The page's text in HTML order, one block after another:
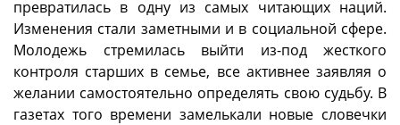
превратилась в одну из самых читающих наций.
Изменения стали заметными и в социальной сфере.
Молодежь стремилась выйти из-под жесткого
контроля старших в семье, все активнее заявляя о
желании самостоятельно определять свою судьбу. В
газетах того времени замелькали новые словечки